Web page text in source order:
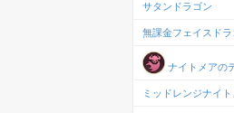
サタンドラゴン
無課金フェイスドラ
ナイトメアの
ミッドレンジナイト